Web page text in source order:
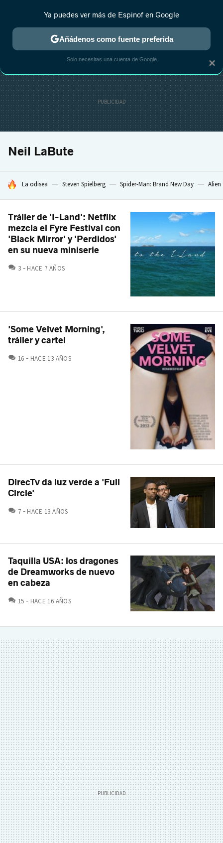
ESTRENOS REALITY ANIME RANKINGS CINE
Neil LaBute
HOY SE HABLA DE
La odisea Steven Spielberg Spider-Man: Brand New Day Alien
Tráiler de 'I-Land': Netflix
mezcla el Fyre Festival con
'Black Mirror' y 'Perdidos'
en su nueva miniserie
3 COMENTARIOS
HACE 7 AÑOS
'Some Velvet Morning',
tráiler y cartel
16 COMENTARIOS
HACE 13 AÑOS
DirecTv da luz verde a 'Full
Circle'
7 COMENTARIOS
HACE 13 AÑOS
Taquilla USA: los dragones
de Dreamworks de nuevo
en cabeza
15 COMENTARIOS
HACE 16 AÑOS
×
Ya puedes ver más de Espinof en Google
Añádenos como fuente preferida
Solo necesitas una cuenta de Google